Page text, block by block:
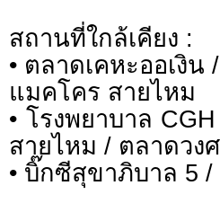
สถานที่ใกล้เคียง :
• ตลาดเคหะออเงิ
แมคโคร สายไหม
• โรงพยาบาล
สายไหม / ตลาดวง
• บิ๊กซีสุขาภิบาล 5